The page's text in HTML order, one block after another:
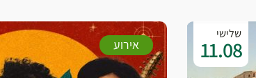
שלישי
11.08 אירוע